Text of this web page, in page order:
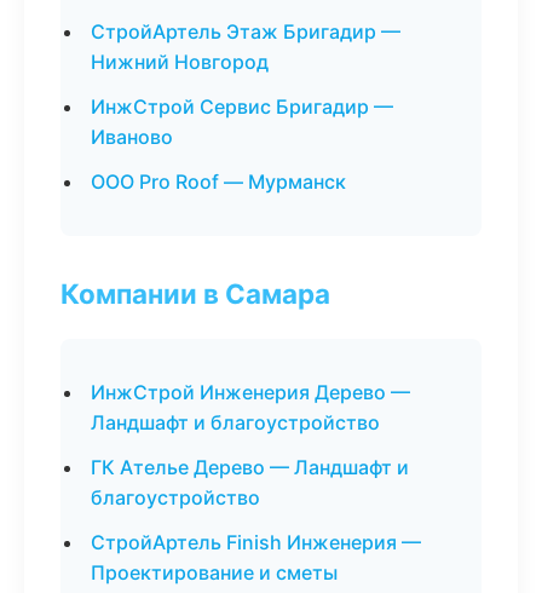
СтройАртель Этаж Бригадир —
Нижний Новгород
ИнжСтрой Сервис Бригадир —
Иваново
ООО Pro Roof — Мурманск
Компании в Самара
ИнжСтрой Инженерия Дерево —
Ландшафт и благоустройство
ГК Ателье Дерево — Ландшафт и
благоустройство
СтройАртель Finish Инженерия —
Проектирование и сметы